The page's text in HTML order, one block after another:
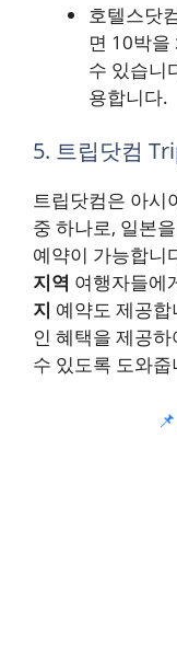
호텔스닷
면 10박을
수 있습니
용합니다.
5. 트립닷컴
트립닷컴은 아시
중 하나로, 일본
예약이 가능합니
지역 여행자들에
지 예약도 제공
인 혜택을 제공
수 있도록 도와줍